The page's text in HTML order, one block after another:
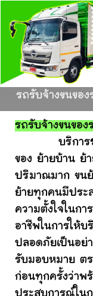
รถรับจ้างขนขอ
รถรับจ้างขนของ
บริการ
ของ ย้ายบ้าน ย้
ปริมาณมาก ขน
ย้ายทุกคนมีประ
ความตั้งใจในก
อาชีพในการให้บ
ปลอดภัยเป็นอย่
รับมอบหมาย ต
ก่อนทุกครั้งว่าพ